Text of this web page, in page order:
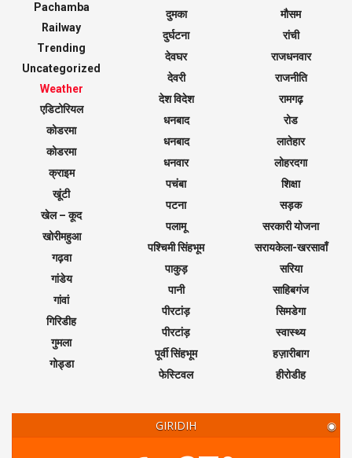
Pachamba
Railway
Trending
Uncategorized
Weather
एडिटोरियल
कोडरमा
कोडरमा
क्राइम
खूंटी
खेल – कूद
खोरीमहुआ
गढ़वा
गांडेय
गांवां
गिरिडीह
गुमला
गोड्डा
दुमका
दुर्घटना
देवघर
देवरी
देश विदेश
धनबाद
धनबाद
धनवार
पचंबा
पटना
पलामू
पश्चिमी सिंहभूम
पाकुड़
पानी
पीरटांड़
पीरटांड़
पूर्वी सिंहभूम
फेस्टिवल
मौसम
रांची
राजधनवार
राजनीति
रामगढ़
रोड
लातेहार
लोहरदगा
शिक्षा
सड़क
सरकारी योजना
सरायकेला-खरसावाँ
सरिया
साहिबगंज
सिमडेगा
स्वास्थ्य
हज़ारीबाग
हीरोडीह
GIRIDIH ◉